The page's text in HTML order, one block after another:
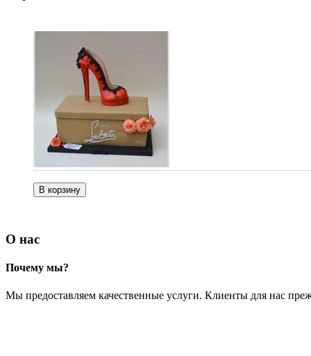
О нас
Почему мы?
Мы предоставляем качественные услуги. Клиенты для нас